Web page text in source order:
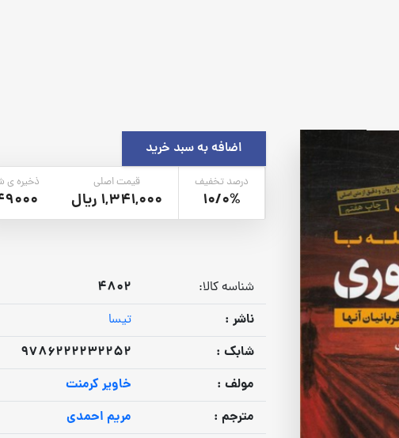
اضافه به سبد خرید
درصد تخفیف
10/0%
قیمت اصلی
1,341,000 ریال
ذخیره ی
شناسه کالا:
4802
ناشر :
تیسا
شابک :
9786222232252
مولف :
خاویر کرمنت
مترجم :
مریم احمدی